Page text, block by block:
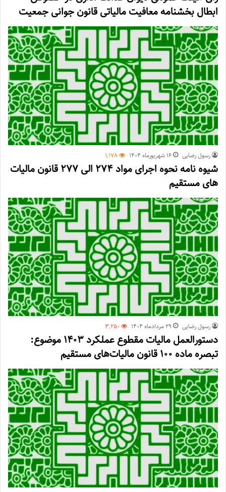
ابطال بخشنامه معافیت مالیاتی قانون جوانی جمعیت
رسول رضایی ۱۶ شهریور‌ماه ۱۴۰۴ 1,178
شیوه نامه نحوه اجرای مواد ۲۷۴ الی ۲۷۷ قانون مالیات
های مستقیم
رسول رضایی ۲۹ مرداد‌ماه ۱۴۰۴ 3,250
دستورالعمل مالیات مقطوع عملکرد ۱۴۰۳ موضوع:
تبصره ماده ۱۰۰ قانون مالیات‌های مستقیم